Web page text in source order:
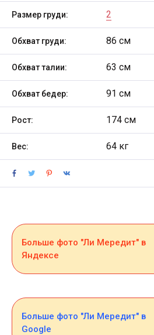
Размер груди: 2
Обхват груди: 86 см
Обхват талии: 63 см
Обхват бедер: 91 см
Рост: 174 см
Вес: 64 кг
Больше фото "Ли Мередит" в
Яндексе
Больше фото "Ли Мередит" в
Google